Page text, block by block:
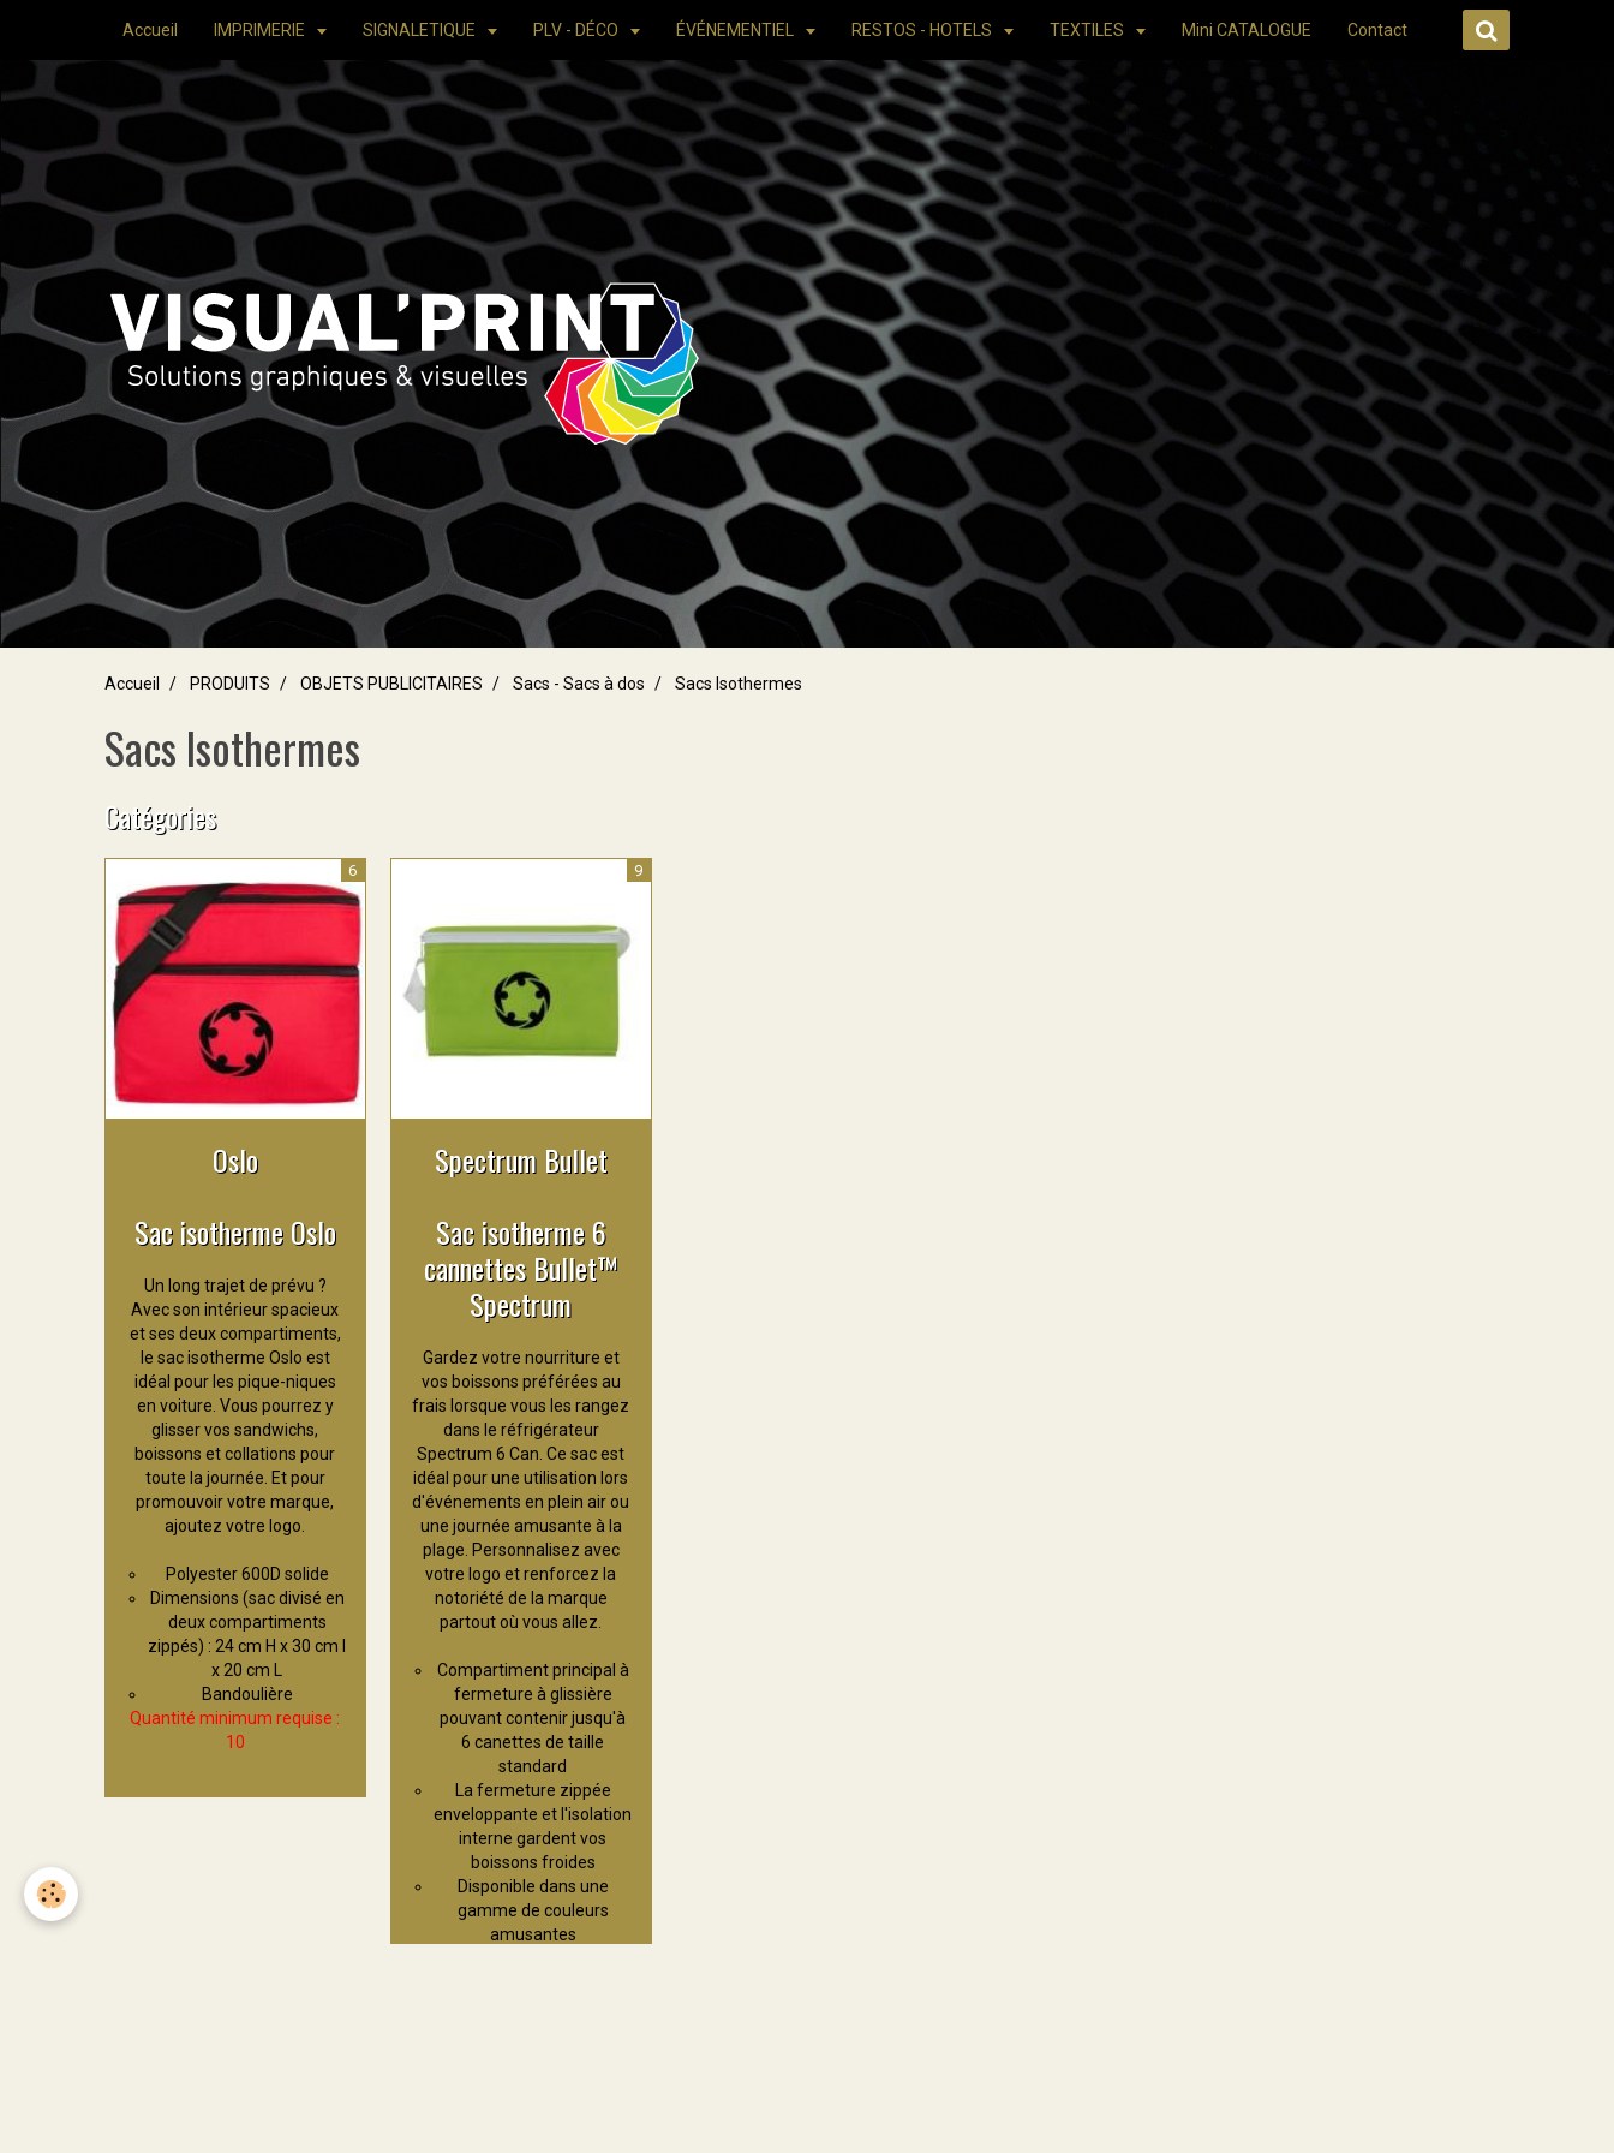
Accueil IMPRIMERIE SIGNALETIQUE PLV - DÉCO ÉVÉNEMENTIEL RESTOS - HOTELS TEXTILES Mini CATALOGUE Contact
Accueil PRODUITS OBJETS PUBLICITAIRES Sacs - Sacs à dos Sacs Isothermes
Sacs Isothermes
Catégories
6
Oslo
Sac isotherme Oslo
Un long trajet de prévu ?
Avec son intérieur spacieux
et ses deux compartiments,
le sac isotherme Oslo est
idéal pour les pique-niques
en voiture. Vous pourrez y
glisser vos sandwichs,
boissons et collations pour
toute la journée. Et pour
promouvoir votre marque,
ajoutez votre logo.
Polyester 600D solide
Dimensions (sac divisé en
deux compartiments
zippés) : 24 cm H x 30 cm l
x 20 cm L
Bandoulière
Quantité minimum requise :
10
9
Spectrum Bullet
Sac isotherme 6
cannettes Bullet™
Spectrum
Gardez votre nourriture et
vos boissons préférées au
frais lorsque vous les rangez
dans le réfrigérateur
Spectrum 6 Can. Ce sac est
idéal pour une utilisation lors
d'événements en plein air ou
une journée amusante à la
plage. Personnalisez avec
votre logo et renforcez la
notoriété de la marque
partout où vous allez.
Compartiment principal à
fermeture à glissière
pouvant contenir jusqu'à
6 canettes de taille
standard
La fermeture zippée
enveloppante et l'isolation
interne gardent vos
boissons froides
Disponible dans une
gamme de couleurs
amusantes